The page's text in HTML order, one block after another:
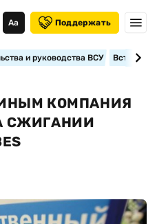
Аа Поддержать
и руководства ВСУ
КОМПАНИЯ
СЖИГАНИИ